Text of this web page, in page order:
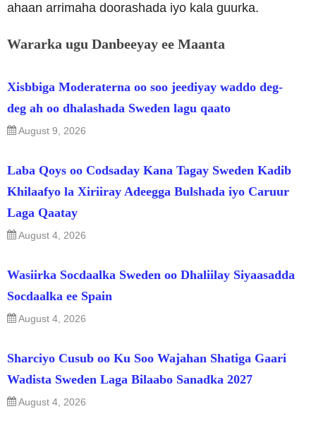
ahaan arrimaha doorashada iyo kala guurka.
Wararka ugu Danbeeyay ee Maanta
Xisbbiga Moderaterna oo soo jeediyay waddo deg-
deg ah oo dhalashada Sweden lagu qaato
August 9, 2026
Laba Qoys oo Codsaday Kana Tagay Sweden Kadib
Khilaafyo la Xiriiray Adeegga Bulshada iyo Caruur
Laga Qaatay
August 4, 2026
Wasiirka Socdaalka Sweden oo Dhaliilay Siyaasadda
Socdaalka ee Spain
August 4, 2026
Sharciyo Cusub oo Ku Soo Wajahan Shatiga Gaari
Wadista Sweden Laga Bilaabo Sanadka 2027
August 4, 2026